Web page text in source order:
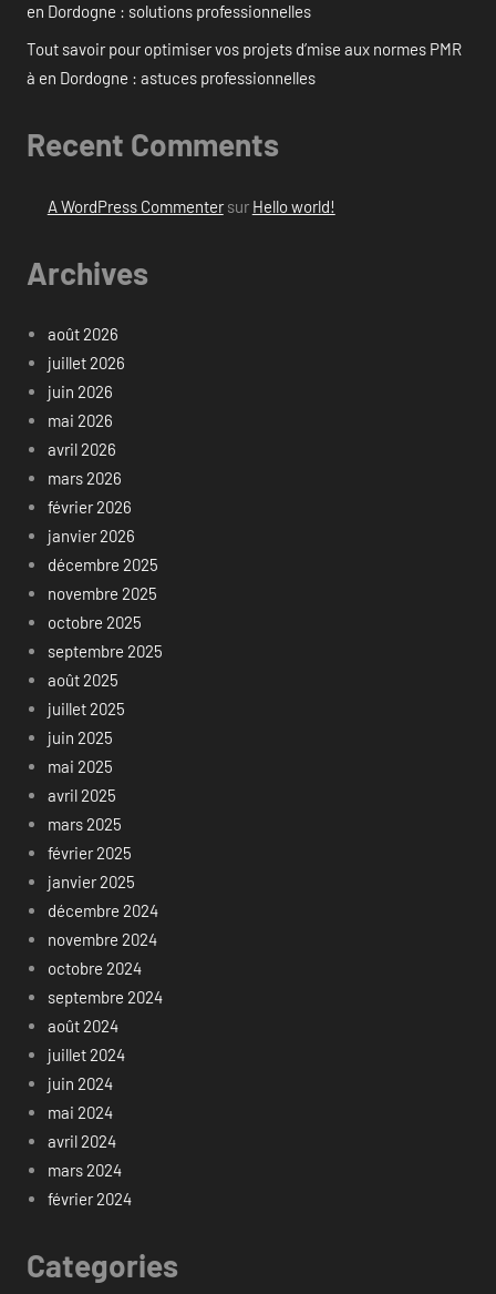
en Dordogne : solutions professionnelles
Tout savoir pour optimiser vos projets d’mise aux normes PMR
à en Dordogne : astuces professionnelles
Recent Comments
A WordPress Commentersur Hello world!
Archives
août 2026
juillet 2026
juin 2026
mai 2026
avril 2026
mars 2026
février 2026
janvier 2026
décembre 2025
novembre 2025
octobre 2025
septembre 2025
août 2025
juillet 2025
juin 2025
mai 2025
avril 2025
mars 2025
février 2025
janvier 2025
décembre 2024
novembre 2024
octobre 2024
septembre 2024
août 2024
juillet 2024
juin 2024
mai 2024
avril 2024
mars 2024
février 2024
Categories